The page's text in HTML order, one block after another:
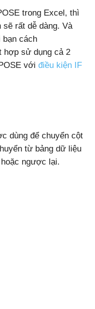
trong Excel, thì
rất dễ dàng. Và
bạn cách
hợp sử dụng cả 2
với điều kiện IF
dùng để chuyển cột
từ bảng dữ liệu
ngược lại.